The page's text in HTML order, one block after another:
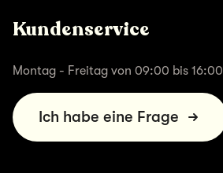
Kundenservice
Montag - Freitag von 09:00 bis 16:00
Ich habe eine Frage